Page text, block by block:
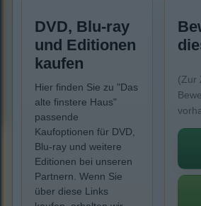
DVD, Blu-ray
und Editionen
kaufen
Hier finden Sie zu "Das
alte finstere Haus"
passende
Kaufoptionen für DVD,
Blu-ray und weitere
Editionen bei unseren
Partnern. Wenn Sie
über diese Links
(Zur